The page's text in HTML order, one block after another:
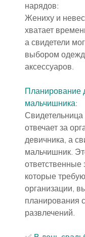
нарядов:
Жениху и
хватает
а свидетели
выбором
аксессуаров.
Планирование
мальчишника:
Свидетельница
отвечает за
девичника, а
мальчишник.
ответственные
которые
организации,
планирования
развлечений.